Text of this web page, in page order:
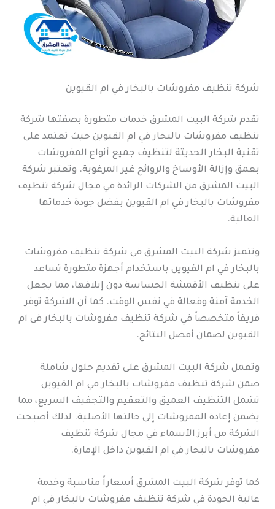
شركة تنظيف مفروشات بالبخار في ام القيوين
تقدم شركة البيت المشرق خدمات متطورة بصفتها شركة
تنظيف مفروشات بالبخار في ام القيوين حيث تعتمد على
تقنية البخار الحديثة لتنظيف جميع أنواع المفروشات
بعمق وإزالة الأوساخ والروائح غير المرغوبة. وتعتبر شركة
البيت المشرق من الشركات الرائدة في مجال شركة تنظيف
مفروشات بالبخار في ام القيوين بفضل جودة خدماتها
العالية.
وتتميز شركة البيت المشرق في شركة تنظيف مفروشات
بالبخار في ام القيوين باستخدام أجهزة متطورة تساعد
على تنظيف الأقمشة الحساسة دون إتلافها، مما يجعل
الخدمة آمنة وفعالة في نفس الوقت. كما أن الشركة توفر
فريقاً متخصصاً في شركة تنظيف مفروشات بالبخار في ام
القيوين لضمان أفضل النتائج.
وتعمل شركة البيت المشرق على تقديم حلول شاملة
ضمن شركة تنظيف مفروشات بالبخار في ام القيوين
تشمل التنظيف العميق والتعقيم والتجفيف السريع، مما
يضمن إعادة المفروشات إلى حالتها الأصلية. لذلك أصبحت
الشركة من أبرز الأسماء في مجال شركة تنظيف
مفروشات بالبخار في ام القيوين داخل الإمارة.
كما توفر شركة البيت المشرق أسعاراً مناسبة وخدمة
عالية الجودة في شركة تنظيف مفروشات بالبخار في ام